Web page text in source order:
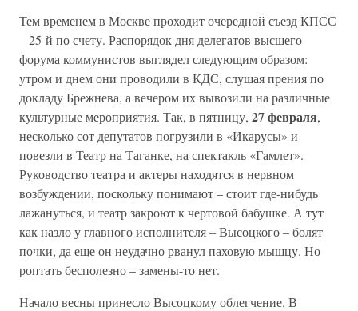
Тем временем в Москве проходит очередной съезд КПСС
– 25-й по счету. Распорядок дня делегатов высшего
форума коммунистов выглядел следующим образом:
утром и днем они проводили в КДС, слушая прения по
докладу Брежнева, а вечером их вывозили на различные
культурные мероприятия. Так, в пятницу, 27 февраля,
несколько сот депутатов погрузили в «Икарусы» и
повезли в Театр на Таганке, на спектакль «Гамлет».
Руководство театра и актеры находятся в нервном
возбуждении, поскольку понимают – стоит где-нибудь
лажануться, и театр закроют к чертовой бабушке. А тут
как назло у главного исполнителя – Высоцкого – болят
почки, да еще он неудачно рванул паховую мышцу. Но
роптать бесполезно – замены-то нет.
Начало весны принесло Высоцкому облегчение. В